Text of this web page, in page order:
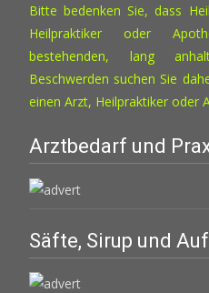
Bitte bedenken Sie, dass
Heilpraktiker oder
bestehenden, lang
Beschwerden suchen Sie
einen Arzt, Heilpraktiker oder
Arztbedarf und
Säfte, Sirup und